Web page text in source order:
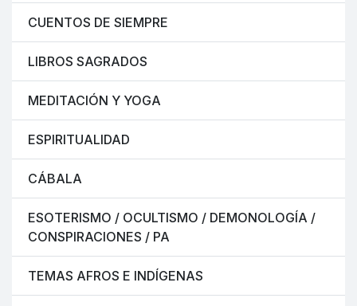
CUENTOS DE SIEMPRE
LIBROS SAGRADOS
MEDITACIÓN Y YOGA
ESPIRITUALIDAD
CÁBALA
ESOTERISMO / OCULTISMO / DEMONOLOGÍA /
CONSPIRACIONES / PA
TEMAS AFROS E INDÍGENAS